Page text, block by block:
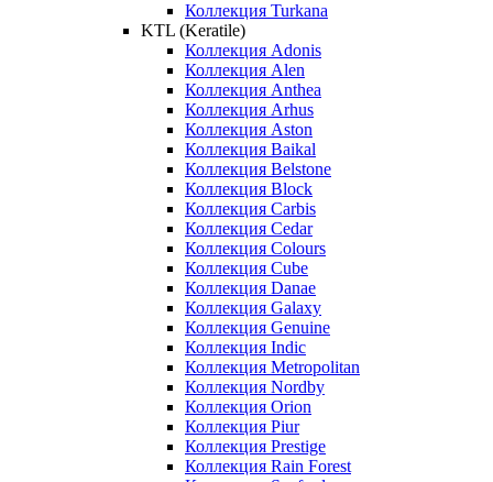
Коллекция Turkana
KTL (Keratile)
Коллекция Adonis
Коллекция Alen
Коллекция Anthea
Коллекция Arhus
Коллекция Aston
Коллекция Baikal
Коллекция Belstone
Коллекция Block
Коллекция Carbis
Коллекция Cedar
Коллекция Colours
Коллекция Cube
Коллекция Danae
Коллекция Galaxy
Коллекция Genuine
Коллекция Indic
Коллекция Metropolitan
Коллекция Nordby
Коллекция Orion
Коллекция Piur
Коллекция Prestige
Коллекция Rain Forest